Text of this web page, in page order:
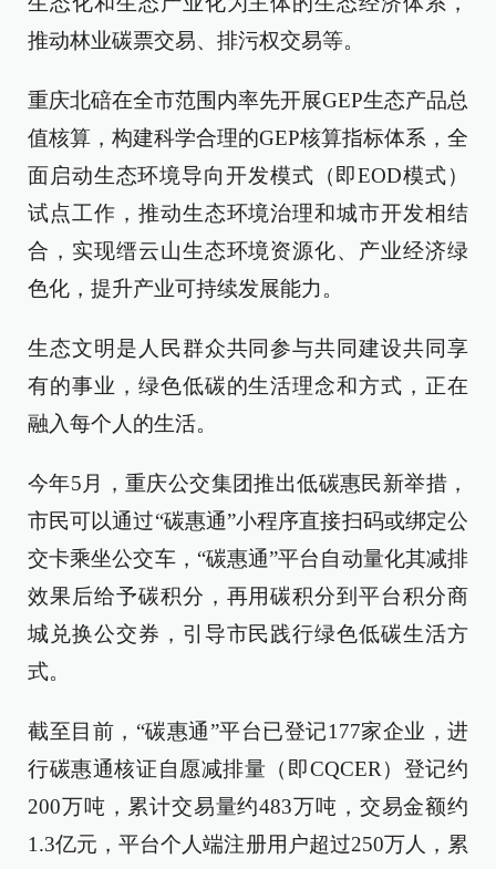
推动林业碳票交易、排污权交易等。
重庆北碚在全市范围内率先开展GEP生态产品总
值核算，构建科学合理的GEP核算指标体系，全
面启动生态环境导向开发模式（即EOD模式）
试点工作，推动生态环境治理和城市开发相结
合，实现缙云山生态环境资源化、产业经济绿
色化，提升产业可持续发展能力。
生态文明是人民群众共同参与共同建设共同享
有的事业，绿色低碳的生活理念和方式，正在
融入每个人的生活。
今年5月，重庆公交集团推出低碳惠民新举措，
市民可以通过“碳惠通”小程序直接扫码或绑定公
交卡乘坐公交车，“碳惠通”平台自动量化其减排
效果后给予碳积分，再用碳积分到平台积分商
城兑换公交券，引导市民践行绿色低碳生活方
式。
截至目前，“碳惠通”平台已登记177家企业，进
行碳惠通核证自愿减排量（即CQCER）登记约
200万吨，累计交易量约483万吨，交易金额约
1.3亿元，平台个人端注册用户超过250万人，累